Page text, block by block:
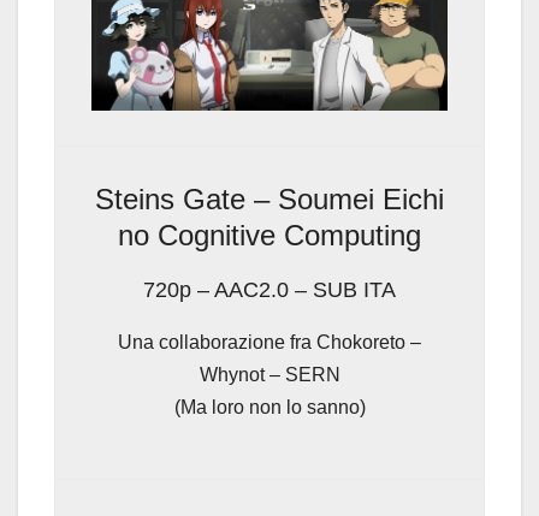
Steins Gate – Soumei Eichi
no Cognitive Computing
720p – AAC2.0 – SUB ITA
Una collaborazione fra Chokoreto –
Whynot – SERN
(Ma loro non lo sanno)